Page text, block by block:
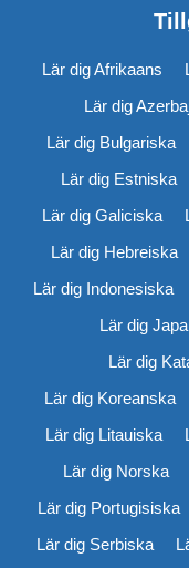
Lär dig Afrikaans
Lär dig
Lär dig Bulgariska
Lär dig Estniska
Lär dig Galiciska
Lär dig Hebreiska
Lär dig Indonesiska
Lär dig
Lär dig
Lär dig Koreanska
Lär dig Litauiska
Lär dig Norska
Lär dig Portugisiska
Lär dig Serbiska